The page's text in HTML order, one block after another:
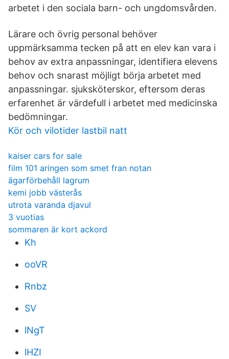
arbetet i den sociala barn- och ungdomsvården.
Lärare och övrig personal behöver
uppmärksamma tecken på att en elev kan vara i
behov av extra anpassningar, identifiera elevens
behov och snarast möjligt börja arbetet med
anpassningar. sjuksköterskor, eftersom deras
erfarenhet är värdefull i arbetet med medicinska
bedömningar.
Kör och vilotider lastbil natt
kaiser cars for sale
film 101 aringen som smet fran notan
ägarförbehåll lagrum
kemi jobb västerås
utrota varanda djavul
3 vuotias
sommaren är kort ackord
Kh
ooVR
Rnbz
SV
lNgT
lHZI